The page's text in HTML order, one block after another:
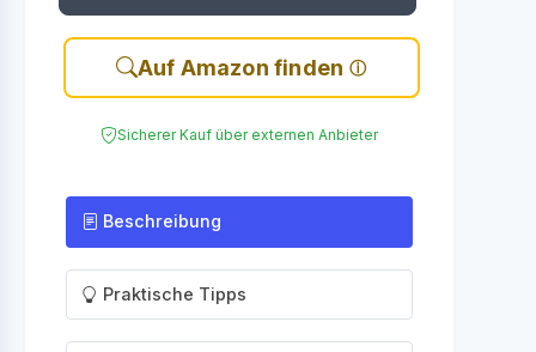
Auf Amazon finden
Sicherer Kauf über externen Anbieter
Beschreibung
Praktische Tipps